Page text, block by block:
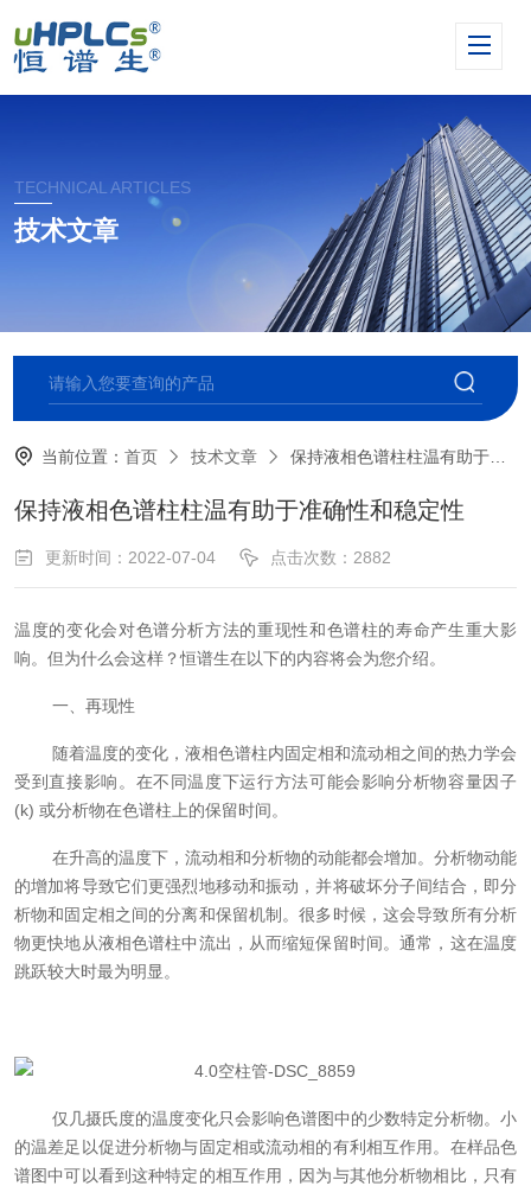
TECHNICAL ARTICLES
技术文章
当前位置：首页 技术文章 保持液相色谱柱柱温有助于准确性和稳定性
保持液相色谱柱柱温有助于准确性和稳定性
更新时间：2022-07-04 点击次数：2882
温度的变化会对色谱分析方法的重现性和色谱柱的寿命产生重大影
响。但为什么会这样？恒谱生在以下的内容将会为您介绍。
一、再现性
随着温度的变化，液相色谱柱内固定相和流动相之间的热力学会
受到直接影响。在不同温度下运行方法可能会影响分析物容量因子
(k) 或分析物在色谱柱上的保留时间。
在升高的温度下，流动相和分析物的动能都会增加。分析物动能
的增加将导致它们更强烈地移动和振动，并将破坏分子间结合，即分
析物和固定相之间的分离和保留机制。很多时候，这会导致所有分析
物更快地从液相色谱柱中流出，从而缩短保留时间。通常，这在温度
跳跃较大时最为明显。
仅几摄氏度的温度变化只会影响色谱图中的少数特定分析物。小
的温差足以促进分析物与固定相或流动相的有利相互作用。在样品色
谱图中可以看到这种特定的相互作用，因为与其他分析物相比，只有